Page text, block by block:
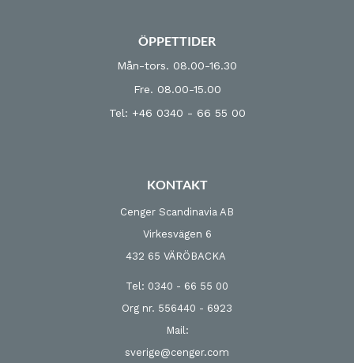
ÖPPETTIDER
Mån-tors. 08.00-16.30
Fre. 08.00-15.00
Tel: +46 0340 - 66 55 00
KONTAKT
Cenger Scandinavia AB
Virkesvägen 6
432 65 VÄRÖBACKA
Tel: 0340 - 66 55 00
Org nr. 556440 - 6923
Mail:
sverige@cenger.com